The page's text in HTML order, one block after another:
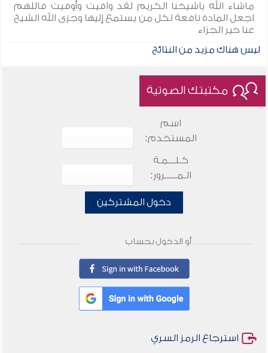
ماشاء الله ياشيخنا الكريم لقد وافيت وأوفيت فاللهم
اجعل المادة نافعة لكل من يستمع إليها وجزى الله الشيخ
عنا حير الجزاء
ليس هناك مزيد من النتائج
مكتبتك الصوتية
اسم
المستخدم:
كـلـــمـة
الـمـــــرور:
دخول المشتركين
أو الدخول بحساب
استرجاع الرمز السري